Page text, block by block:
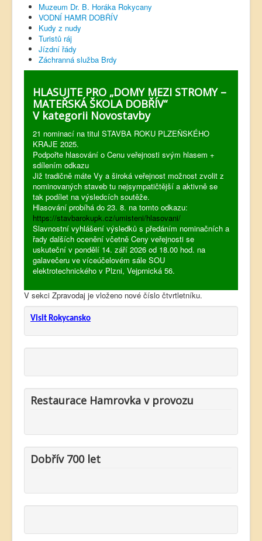
Muzeum Dr. B. Horáka Rokycany
VODNÍ HAMR DOBŘÍV
Kudy z nudy
Turistů ráj
Jízdní řády
Záchranná služba Brdy
HLASUJTE PRO „DOMY MEZI STROMY –
MATEŘSKÁ ŠKOLA DOBŘÍV“
V kategorii Novostavby
21 nominací na titul STAVBA ROKU PLZEŇSKÉHO
KRAJE 2025.
Podpořte hlasování o Cenu veřejnosti svým hlasem +
sdílením odkazu
Již tradičně máte Vy a široká veřejnost možnost zvolit z
nominovaných staveb tu nejsympatičtější a aktivně se
tak podílet na výsledcích soutěže.
Hlasování probíhá do 23. 8. na tomto odkazu:
https://stavbarokupk.cz/umisteni/hlasovani/
Slavnostní vyhlášení výsledků s předáním nominačních a
řady dalších ocenění včetně Ceny veřejnosti se
uskuteční v pondělí 14. září 2026 od 18.00 hod. na
galavečeru ve víceúčelovém sále SOU
elektrotechnického v Plzni, Vejprnická 56.
V sekci Zpravodaj je vloženo nové číslo čtvrtletníku.
Visit Rokycansko
Restaurace Hamrovka v provozu
Dobřív 700 let